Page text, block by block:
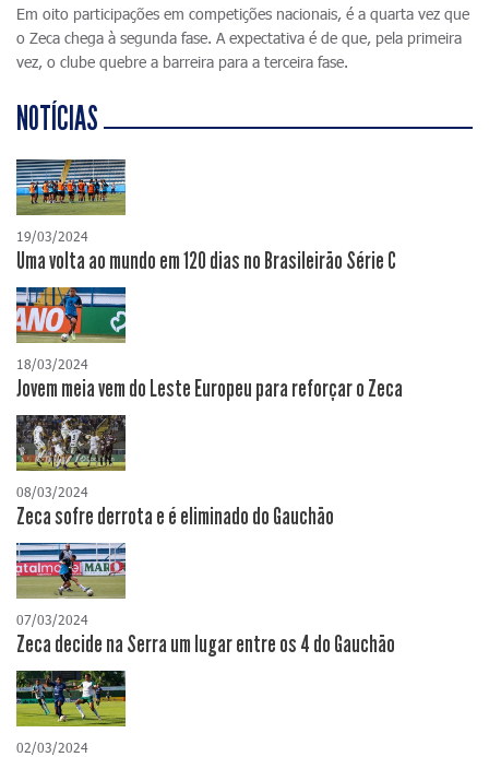
Em oito participações em competições nacionais, é a quarta vez que
o Zeca chega à segunda fase. A expectativa é de que, pela primeira
vez, o clube quebre a barreira para a terceira fase.
NOTÍCIAS
19/03/2024
Uma volta ao mundo em 120 dias no Brasileirão Série C
18/03/2024
Jovem meia vem do Leste Europeu para reforçar o Zeca
08/03/2024
Zeca sofre derrota e é eliminado do Gauchão
07/03/2024
Zeca decide na Serra um lugar entre os 4 do Gauchão
02/03/2024